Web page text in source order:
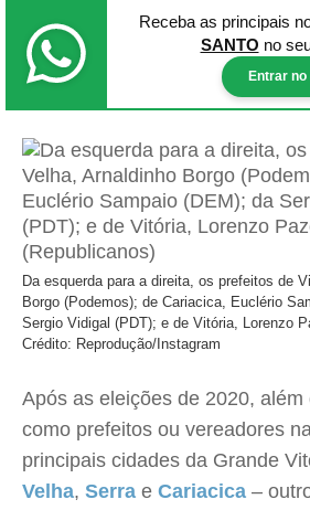
Receba as principais
SANTO no
Entrar no
Da esquerda para a direita, os prefeitos de
Borgo (Podemos); de Cariacica, Euclério
Sergio Vidigal (PDT); e de Vitória, Lorenzo
Crédito: Reprodução/Instagram
Após as eleições de 2020, além
como prefeitos ou vereadores
principais cidades da Grande
Velha, Serra e Cariacica –